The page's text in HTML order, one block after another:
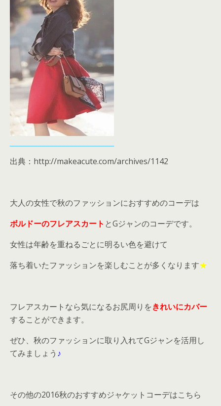
出典：http://makeacute.com/archives/1142
大人の女性で秋のファッションにおすすめのコーデは
ボルドーのフレアスカート とGジャンのコーデです。
女性は年齢を重ねるごとに明るい色を避けて
落ち着いたファッションを楽しむことが多くなります★
フレアスカートなら気になるお尻周りをきれいにカバー
することができます。
ぜひ、秋のファッションに取り入れてGジャンを活用し
てみましょう ♪
その他の2016秋のおすすめジャケットコーデはこちら